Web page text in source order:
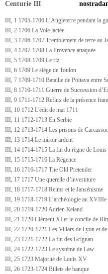
Centurie III
III, 1 1705-1706 L’Angleterre pendant la
III, 2 1706 La Voie lactée
III, 3 1706-1707 Tremblement de terre au
III, 4 1707-1708 La Provence attaquée
III, 5 1708-1709 Le riz
III, 6 1709 Le siège de Toulon
III, 7 1709-1710 Bataille de Poltava entre
III, 8 1710-1711 Guerre de Succession
III, 9 1711-1712 Reflux de la présence
III, 10 1712 L'édit de mai 1711
III, 11 1712-1713 En Serbie
III, 12 1713-1714 Les prisons de
III, 13 1714 Le miroir ardent
III, 14 1714-1715 La fin du règne de
III, 15 1715-1716 La Régence
III, 16 1716-1717 The Old Pretender
III, 17 1717 Une querelle d’investiture
III, 18 1717-1718 Reims et le Jansénisme
III, 19 1718-1719 L’archéologie au XVIIIe
III, 20 1719-1720 Adrien Reland
III, 21 1720 Clément XI et le concile de
III, 22 1720-1721 Les Villars de Lyon et
III, 23 1721-1722 La fin des Grignan
III, 24 1722-1723 Le système de Law
III, 25 1723 Majorité de Louis XV
III, 26 1723-1724 Billets de banque